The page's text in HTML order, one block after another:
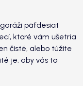
päťdesiat
ktoré vám ušetria
čisté, alebo túžite
je, aby vás to